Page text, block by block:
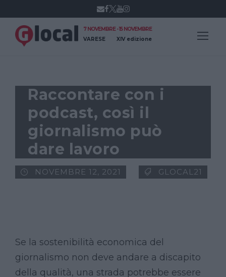
7 NOVEMBRE - 15 NOVEMBRE
VARESE
XIV edizione
Raccontare con i
podcast, così il
giornalismo può
dare lavoro
NOVEMBRE 12, 2021 GLOCAL21
Se la sostenibilità economica del
giornalismo non deve andare a discapito
della qualità, una strada potrebbe essere